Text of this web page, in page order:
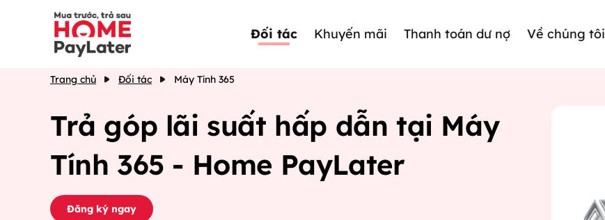
Đối tác Khuyến mãi Thanh toán dư nợ Về chúng tôi
Trang chủ Đối tác Máy Tính 365
Trả góp lãi suất hấp dẫn tại Máy
Tính 365 - Home PayLater
Đăng ký ngay